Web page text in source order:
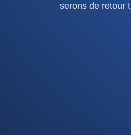
serons de retour